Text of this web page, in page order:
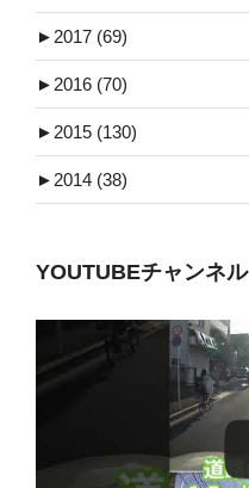
► 2017 (69)
► 2016 (70)
► 2015 (130)
► 2014 (38)
YOUTUBEチャンネル